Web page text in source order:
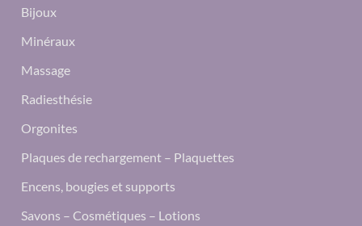
Bijoux
Minéraux
Massage
Radiesthésie
Orgonites
Plaques de rechargement – Plaquettes
Encens, bougies et supports
Savons – Cosmétiques – Lotions